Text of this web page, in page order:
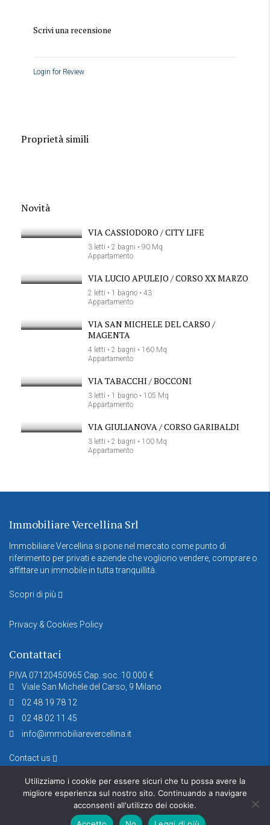
Scrivi una recensione
Login for Review
Proprietà simili
Novità
VIA CASSIODORO / CITY LIFE
3 letti • 2 bagni • 90 Mq
Appartamento
VIA LUCIO APULEJO / CORSO XX MARZO
2 letti • 1 bagno • 43
Appartamento
VIA SAN MICHELE DEL CARSO /
MAGENTA
4 letti • 2 bagni • 160 Mq
Appartamento
VIA TABACCHI / BOCCONI
3 letti • 1 bagno • 105 Mq
Appartamento
VIA GIULIANOVA / CORSO GARIBALDI
3 letti • 2 bagni • 100 Mq
Appartamento
Immobiliare Vercellina Srl
Immobiliare Vercellina si pone nel mercato come punto di
riferimento per privati e aziende che vogliono vendere, comprare o
affittare un immobile in tutta tranquillità.
Scopri di più
Privacy & Cookies Policy
Contattaci
P.IVA 07120450965 Cap. soc. 10.000 €
Viale San Michele del Carso, 9 Milano
02 48 19 78 12
02 48 02 11 45
info@immobiliarevercellina.it
Contact us
Utilizziamo i cookie per essere sicuri che tu possa avere la
migliore esperienza sul nostro sito. Continuando a navigare
acconsenti all'utilizzo dei cookie.